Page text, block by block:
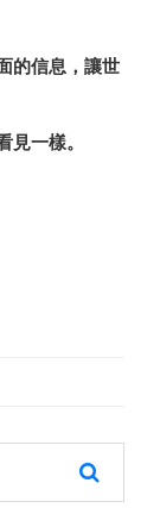
的信息，讓世
一樣。